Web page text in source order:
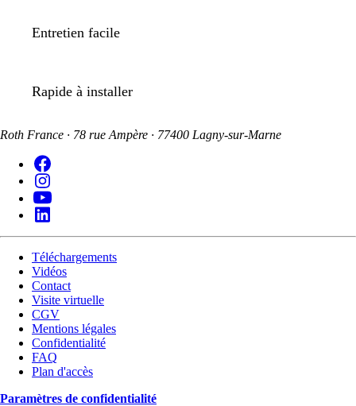
Entretien facile
Rapide à installer
Roth France · 78 rue Ampère · 77400 Lagny-sur-Marne
Téléchargements
Vidéos
Contact
Visite virtuelle
CGV
Mentions légales
Confidentialité
FAQ
Plan d'accès
Paramètres de confidentialité